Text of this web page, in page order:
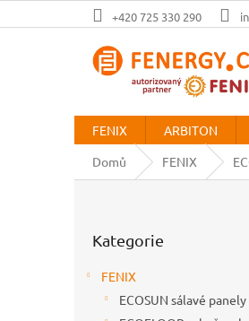
na
+420 725 330 290
FENIX ARBITON
Domů
FENIX
kategorie
Kategorie
FENIX
ECOSUN sálavé panely